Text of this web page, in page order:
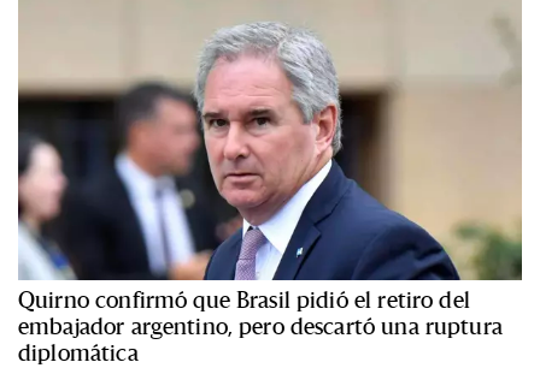
Quirno confirmó que Brasil pidió el retiro del
embajador argentino, pero descartó una ruptura
diplomática